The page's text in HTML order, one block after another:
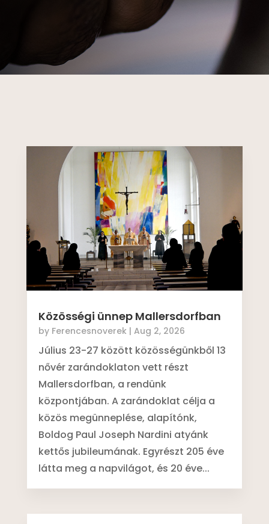
Közösségi ünnep Mallersdorfban
by Ferencesnoverek | Aug 2, 2026
Július 23-27 között közösségünkből 13
nővér zarándoklaton vett részt
Mallersdorfban, a rendünk
központjában. A zarándoklat célja a
közös megünneplése, alapítónk,
Boldog Paul Joseph Nardini atyánk
kettős jubileumának. Egyrészt 205 éve
látta meg a napvilágot, és 20 éve...